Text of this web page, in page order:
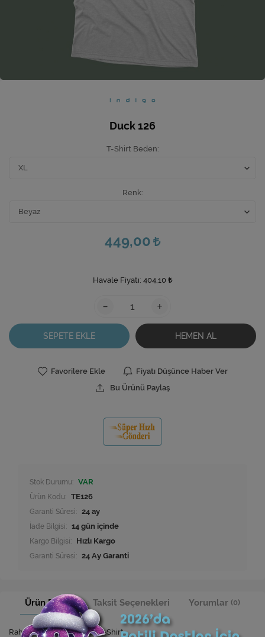
Mutfak
Duck 126
T-Shirt Beden
Renk
449,00
Havale Fiyatı: 404,10
- +
SEPETE EKLE HEMEN AL
Favorilere Ekle
Fiyatı Düşünce Haber Ver
Bu Ürünü Paylaş
Stok Durumu: VAR
Ürün Kodu: TE126
Garanti Süresi: 24 ay
İade Bilgisi:
Kargo Bilgisi: Hızlı Kargo
Garanti Süresi: 24 Ay Garanti
Ürün Bilgisi Taksit Seçenekleri Yorumlar (0)
Rahat Kesim Özel Baskılı T-Shirt